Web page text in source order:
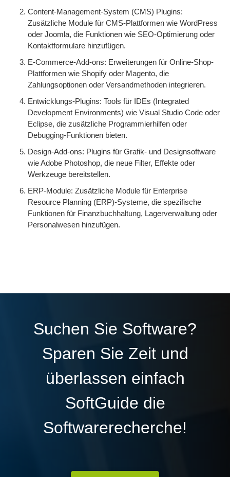
Content-Management-System (CMS) Plugins:
Zusätzliche Module für CMS-Plattformen wie WordPress
oder Joomla, die Funktionen wie SEO-Optimierung oder
Kontaktformulare hinzufügen.
E-Commerce-Add-ons: Erweiterungen für Online-Shop-
Plattformen wie Shopify oder Magento, die
Zahlungsoptionen oder Versandmethoden integrieren.
Entwicklungs-Plugins: Tools für IDEs (Integrated
Development Environments) wie Visual Studio Code oder
Eclipse, die zusätzliche Programmierhilfen oder
Debugging-Funktionen bieten.
Design-Add-ons: Plugins für Grafik- und Designsoftware
wie Adobe Photoshop, die neue Filter, Effekte oder
Werkzeuge bereitstellen.
ERP-Module: Zusätzliche Module für Enterprise
Resource Planning (ERP)-Systeme, die spezifische
Funktionen für Finanzbuchhaltung, Lagerverwaltung oder
Personalwesen hinzufügen.
Suchen Sie Software?
Sparen Sie Zeit und
überlassen einfach
SoftGuide die
Softwarerecherche!